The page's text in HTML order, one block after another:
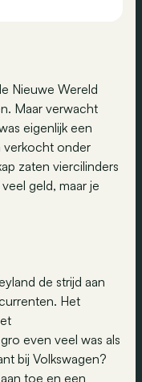
Nieuwe Wereld
Maar verwacht
eigenlijk een
verkocht onder
zaten viercilinders
geld, maar je
de strijd aan
Het
even veel was als
bij Volkswagen?
toe en een